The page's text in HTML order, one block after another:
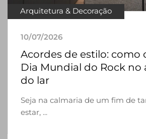
Arquitetura & Decoração
10/07/2026
Acordes de estilo: como
Dia Mundial do Rock no
do lar
Seja na calmaria de um fim de
estar, ...